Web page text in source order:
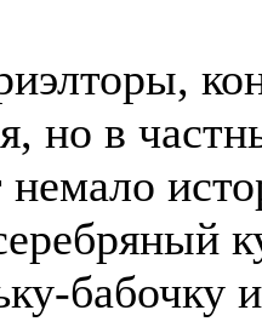
но в
немало